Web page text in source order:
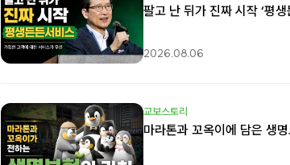
팔고 난 뒤가 진짜 시작 ‘평생
2026.08.06
교보스토리
마라톤과 꼬옥이에 담은 생